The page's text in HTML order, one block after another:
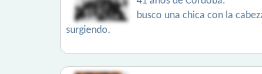
busco una chica con la
surgiendo.